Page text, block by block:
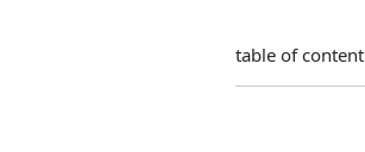
table of content